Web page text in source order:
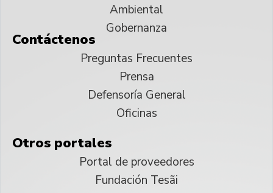
Ambiental
Gobernanza
Contáctenos
Preguntas Frecuentes
Prensa
Defensoría General
Oficinas
Otros portales
Portal de proveedores
Fundación Tesãi